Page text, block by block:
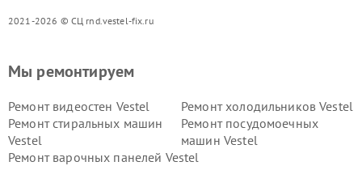
2021-2026 © СЦ rnd.vestel-fix.ru
Мы ремонтируем
Ремонт видеостен Vestel
Ремонт холодильников Vestel
Ремонт стиральных машин
Vestel
Ремонт посудомоечных
машин Vestel
Ремонт варочных панелей Vestel